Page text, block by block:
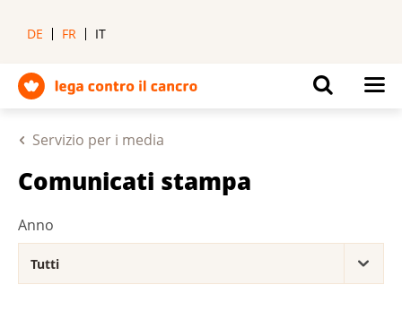
DE FR IT
Servizio per i media
Comunicati stampa
Anno